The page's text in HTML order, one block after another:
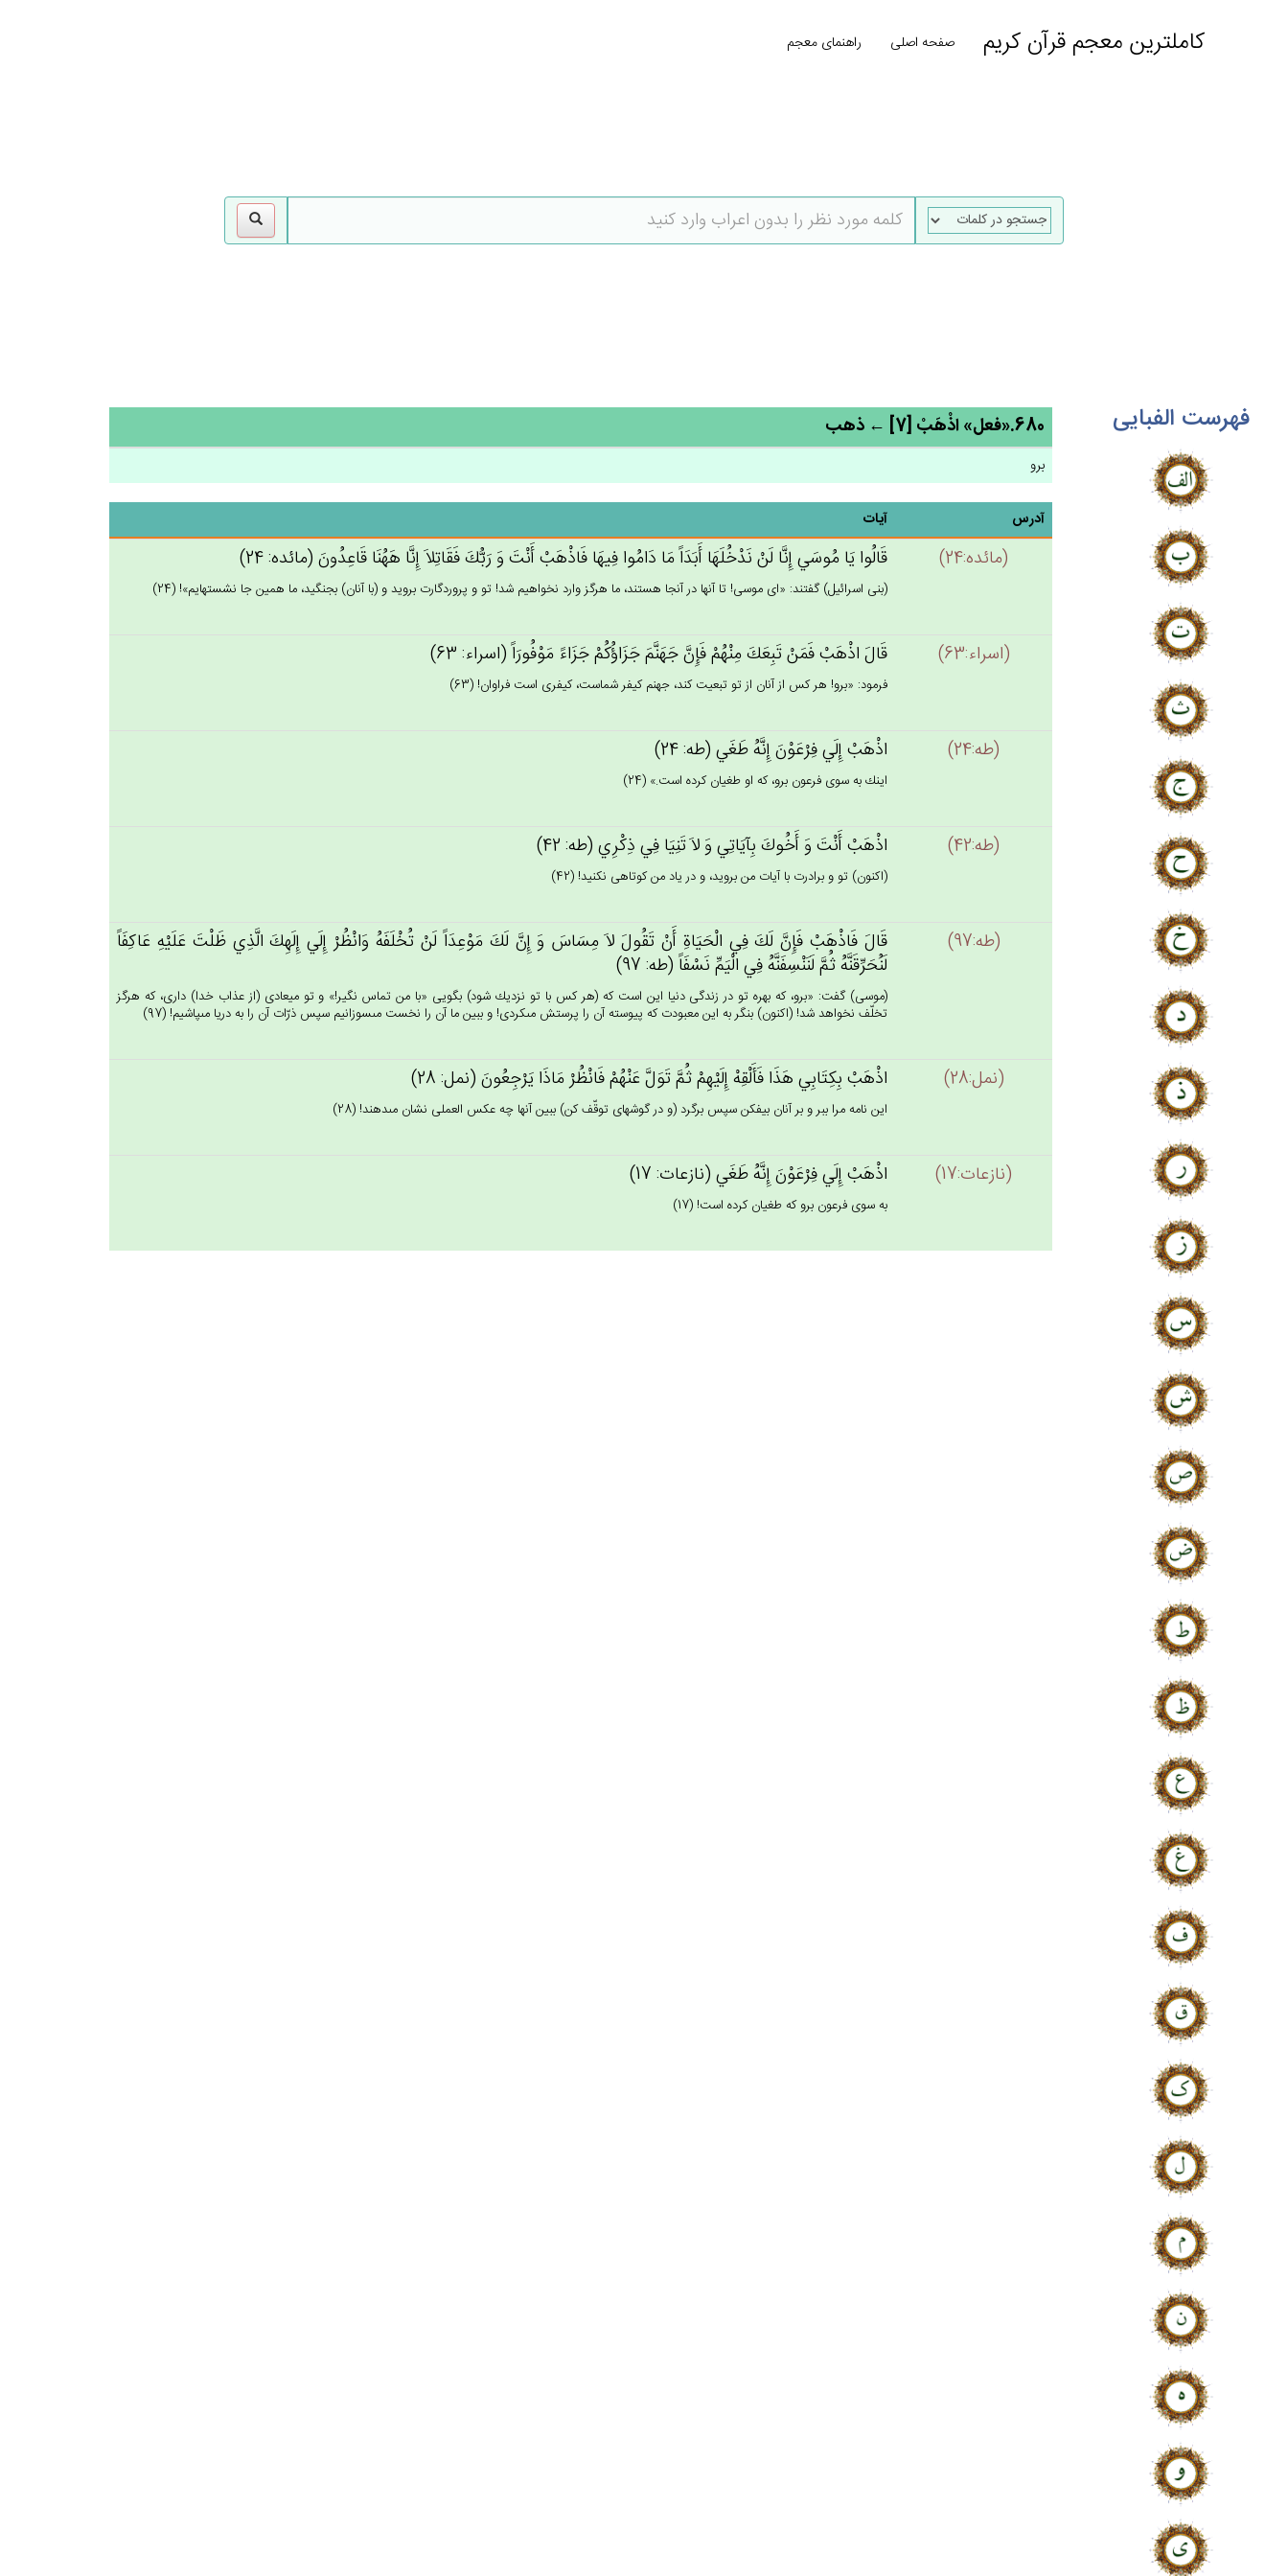
کاملترین معجم قرآن کریم صفحه اصلی راهنمای معجم
فهرست الفبایی 680.«فعل» اذْهَب‌ْ [7] ← ذهب
برو
آدرس آیات
(مائده:24) قَالُوا يَا مُوسَي‌ إِنَّا لَن‌ْ نَدْخُلَهَا أَبَدَاً مَا دَامُوا فِيهَا فَاذْهَب‌ْ أَنْت‌َ وَ رَبُّك‌َ فَقَاتِلاَ إِنَّا هَهُنَا قَاعِدُون‌َ (مائده: 24)
(بنى اسرائيل) گفتند: «اى موسى! تا آنها در آنجا هستند، ما هرگز وارد نخواهيم شد! تو و پروردگارت برويد و (با آنان) بجنگيد، ما همين جا نشسته‏ايم»! (24)
(اسراء:63) قَال‌َ اذْهَب‌ْ فَمَنْ‌ تَبِعَك‌َ مِنْهُم‌ْ فَإِن‌َّ جَهَنَّم‌َ جَزَاؤُكُم‌ْ جَزَاءً مَوْفُورَاً (اسراء: 63)
فرمود: «برو! هر كس از آنان از تو تبعيت كند، جهنم كيفر شماست، كيفرى است فراوان! (63)
(طه:24) اذْهَب‌ْ إِلَي‌ فِرْعَوْن‌َ إِنَّه‌ُ طَغَي‌ (طه: 24)
اينك به سوى فرعون برو، كه او طغيان كرده است.» (24)
(طه:42) اذْهَب‌ْ أَنْت‌َ وَ أَخُوك‌َ بِآيَاتِي‌ وَ لاَ تَنِيَا فِي‌ ذِكْرِي‌ (طه: 42)
(اكنون) تو و برادرت با آيات من برويد، و در ياد من كوتاهى نكنيد! (42)
(طه:97)
قَال‌َ فَاذْهَب‌ْ فَإِن‌َّ لَك‌َ فِي الْحَيَاة‌ِ أَنْ‌ تَقُول‌َ لاَ مِسَاس‌َ وَ إِن‌َّ لَك‌َ مَوْعِدَاً لَن‌ْ تُخْلَفَه‌ُ وَانْظُرْ إِلَي‌ إِلَهِك‌َ الَّذِي‌ ظَلْت‌َ عَلَيْه‌ِ عَاكِفَاً
لَنُحَرِّقَنَّه‌ُ ثُم‌َّ لَنَنْسِفَنَّه‌ُ فِي‌ الْيَم‌ِّ نَسْفَاً (طه: 97)
(موسى) گفت: «برو، كه بهره تو در زندگى دنيا اين است كه (هر كس با تو نزديك شود) بگويى «با من تماس نگير!» و تو ميعادى (از عذاب خدا) دارى، كه هرگز
تخلّف نخواهد شد! (اكنون) بنگر به اين معبودت كه پيوسته آن را پرستش مى‏كردى! و ببين ما آن را نخست مى‏سوزانيم سپس ذرّات آن را به دريا مى‏پاشيم! (97)
(نمل:28) اذْهَبْ‌ بِكِتَابِي‌ هَذَا فَأَلْقِه‌ْ إِلَيْهِم‌ْ ثُم‌َّ تَوَل‌َّ عَنْهُم‌ْ فَانْظُرْ مَاذَا يَرْجِعُون‌َ (نمل: 28)
اين نامه مرا ببر و بر آنان بيفكن سپس برگرد (و در گوشه‏اى توقّف كن) ببين آنها چه عكس العملى نشان مى‏دهند! (28)
(نازعات:17) اذْهَب‌ْ إِلَي‌ فِرْعَوْن‌َ إِنَّه‌ُ طَغَي‌ (نازعات: 17)
به سوى فرعون برو كه طغيان كرده است! (17)